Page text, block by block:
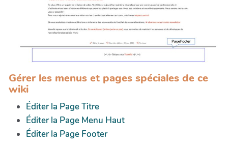
Gérer les menus et pages spéciales de ce
wiki
Éditer la Page Titre
Éditer la Page Menu Haut
Éditer la Page Footer